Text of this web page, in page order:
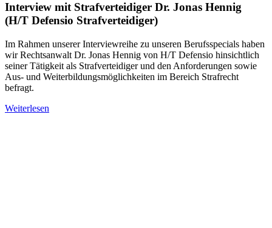
Interview mit Strafverteidiger Dr. Jonas Hennig
(H/T Defensio Strafverteidiger)
Im Rahmen unserer Interviewreihe zu unseren Berufsspecials haben
wir Rechtsanwalt Dr. Jonas Hennig von H/T Defensio hinsichtlich
seiner Tätigkeit als Strafverteidiger und den Anforderungen sowie
Aus- und Weiterbildungsmöglichkeiten im Bereich Strafrecht
befragt.
Weiterlesen